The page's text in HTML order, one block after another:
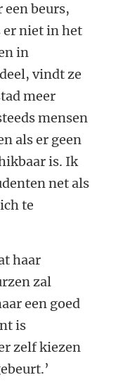
beurs,
er niet in het
in
vindt ze
meer
mensen
als er geen
is. Ik
net als
te
haar
zal
een goed
is
zelf kiezen